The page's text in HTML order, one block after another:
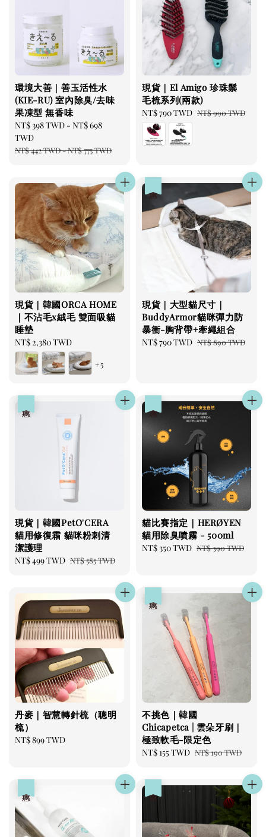
環境大善｜善玉活性水
(KIE-RU) 室內除臭/去味
果凍型 無香味
Sale
price
NT$ 398 TWD - NT$ 698
TWD
Regular
NT$ 442 TWD-NT$ 775 TWD
現貨｜El Amigo 珍珠鬃
毛梳系列(兩款)
Sale
price
NT$ 790 TWD Regular
NT$ 990 TWD
現貨｜韓國ORCA HOME
｜不沾毛x絨毛 雙面吸貓
睡墊
Regular
price
NT$ 2,380 TWD
+5
現貨｜大型貓尺寸｜
BuddyArmor貓咪彈力防
暴衝-胸背帶+牽繩組合
Sale
NT$ 790 TWD Regular
NT$ 890 TWD
現貨｜韓國PetO'CERA
貓用修復霜 貓咪粉刺清
潔護理
Sale
NT$ 499 TWD Regular
NT$ 585 TWD
貓比賽指定｜HERØYEN
貓用除臭噴霧 - 500ml
Sale
NT$ 350 TWD Regular
NT$ 390 TWD
丹麥｜智慧轉針梳（聰明
梳）
Regular
NT$ 899 TWD
不挑色｜韓國
Chicapetca | 雲朵牙刷｜
極致軟毛-限定色
Sale
NT$ 155 TWD Regular
NT$ 190 TWD